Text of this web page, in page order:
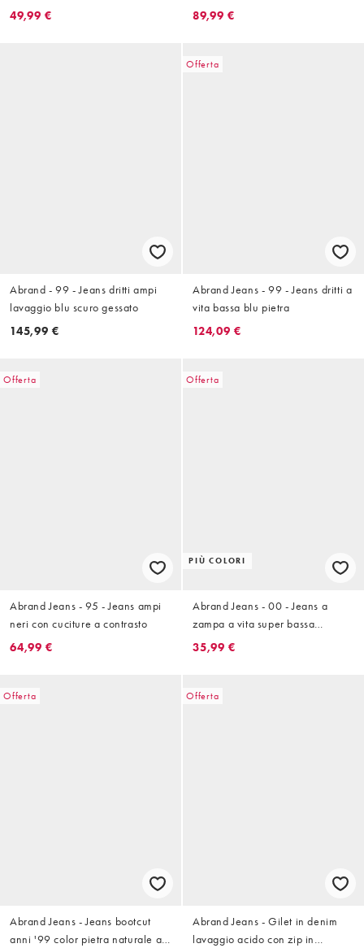
49,99 €
89,99 €
Abrand - 99 - Jeans dritti ampi
lavaggio blu scuro gessato
145,99 €
Offerta
Abrand Jeans - 99 - Jeans dritti a
vita bassa blu pietra
124,09 €
Offerta
Abrand Jeans - 95 - Jeans ampi
neri con cuciture a contrasto
64,99 €
Offerta
PIÙ COLORI
Abrand Jeans - 00 - Jeans a
zampa a vita super bassa
lavaggio scuro
35,99 €
Offerta
Abrand Jeans - Jeans bootcut
anni '99 color pietra naturale a
Offerta
Abrand Jeans - Gilet in denim
lavaggio acido con zip in